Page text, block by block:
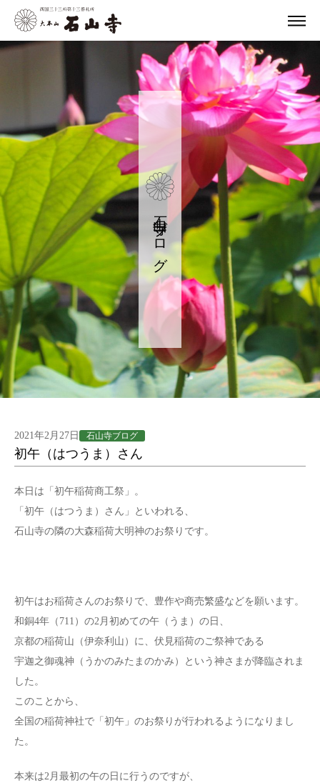
石山寺ブログ
2021年2月27日 石山寺ブログ
初午（はつうま）さん
本日は「初午稲荷商工祭」。
「初午（はつうま）さん」といわれる、
石山寺の隣の大森稲荷大明神のお祭りです。
初午はお稲荷さんのお祭りで、豊作や商売繁盛などを願います。
和銅4年（711）の2月初めての午（うま）の日、
京都の稲荷山（伊奈利山）に、伏見稲荷のご祭神である
宇迦之御魂神（うかのみたまのかみ）という神さまが降臨されま
した。
このことから、
全国の稲荷神社で「初午」のお祭りが行われるようになりまし
た。
本来は2月最初の午の日に行うのですが、